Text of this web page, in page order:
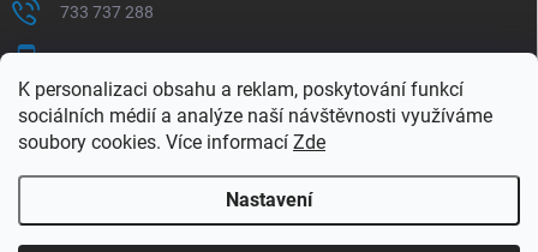
K personalizaci obsahu a reklam, poskytování funkcí
sociálních médií a analýze naší návštěvnosti využíváme
soubory cookies. Více informací Zde
Nastavení
733 737 288
607 069 561
Sledujte nás na Facebooku !
ibob_s.r.o/
Copyright 2026ibob s.r.o.. Všechna práva vyhrazena.Upravit nastavení